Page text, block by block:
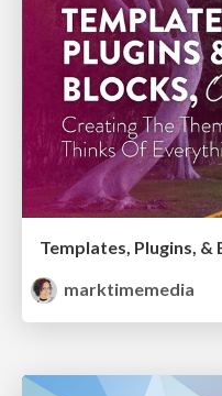
marktimemedia